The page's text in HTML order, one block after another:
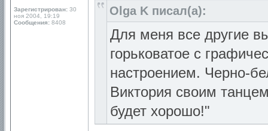
Зарегистрирован: 30
ноя 2004, 19:19
Сообщения: 8408
Olga K писал(а):
Для меня все другие
горьковатое с
настроением. Черно-
Виктория своим
будет хорошо!"